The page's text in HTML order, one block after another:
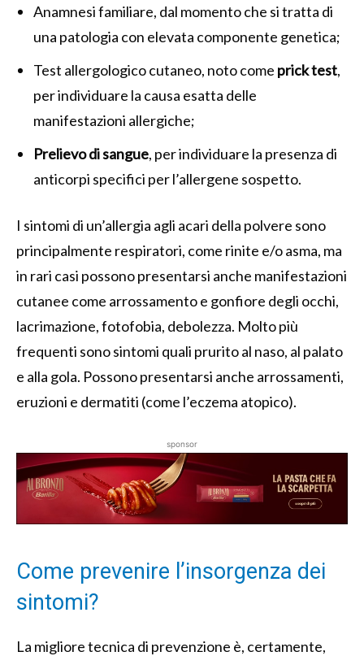
Anamnesi familiare, dal momento che si tratta di
una patologia con elevata componente genetica;
Test allergologico cutaneo, noto come prick test,
per individuare la causa esatta delle
manifestazioni allergiche;
Prelievo di sangue, per individuare la presenza di
anticorpi specifici per l’allergene sospetto.
I sintomi di un’allergia agli acari della polvere sono
principalmente respiratori, come rinite e/o asma, ma
in rari casi possono presentarsi anche manifestazioni
cutanee come arrossamento e gonfiore degli occhi,
lacrimazione, fotofobia, debolezza. Molto più
frequenti sono sintomi quali prurito al naso, al palato
e alla gola. Possono presentarsi anche arrossamenti,
eruzioni e dermatiti (come l’eczema atopico).
sponsor
Come prevenire l’insorgenza dei
sintomi?
La migliore tecnica di prevenzione è, certamente,